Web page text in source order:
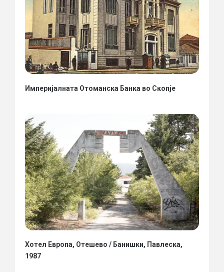
Империјалната Отоманска Банка во Скопје
Хотел Европа, Отешево / Банишки, Павлеска,
1987